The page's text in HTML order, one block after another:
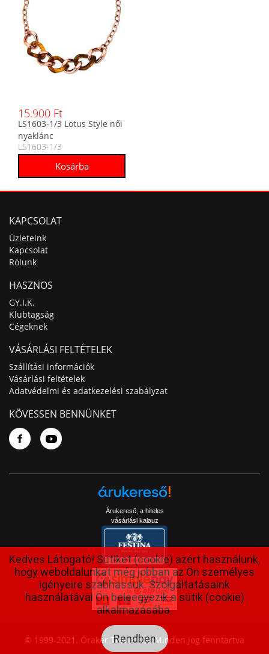
15.900 Ft
LS1603-1/3 Lotus Style női
nyaklánc
LS1603-1/3
KAPCSOLAT
Üzleteink
Kapcsolat
Rólunk
HASZNOS
GY.I.K.
Klubtagság
Cégeknek
VÁSÁRLÁSI FELTÉTELEK
Szállítási információk
Vásárlási feltételek
Adatvédelmi és adatkezelési szabályzat
KÖVESSEN BENNÜNKET
Árukereső, a hiteles
vásárlási kalauz
© 1999-2021. Óraker Trade Kft., Minden jog fenntartva
Kedves Látogató! Sütiket (cookie) azért használunk,
hogy weboldalunkat még jobban az Ön személyes
igényeire szabhassuk. Szolgáltatásaink
használatával Ön beleegyezik a sütik (cookie)
alkalmazásába.
Rendben